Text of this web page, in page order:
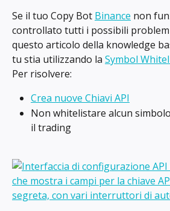
Se il tuo Copy Bot Binance non
controllato tutti i possibili
questo articolo della knowledge
tu stia utilizzando la Symbol
Per risolvere:
Crea nuove Chiavi API
Non whitelistare alcun
il trading